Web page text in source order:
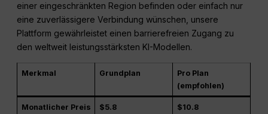
einer eingeschränkten Region befinden oder einfach nur
eine zuverlässigere Verbindung wünschen, unsere
Plattform gewährleistet einen barrierefreien Zugang zu
den weltweit leistungsstärksten KI-Modellen.
Merkmal Grundplan
Pro Plan
(empfohlen)
Monatlicher Preis $5.8 $10.8